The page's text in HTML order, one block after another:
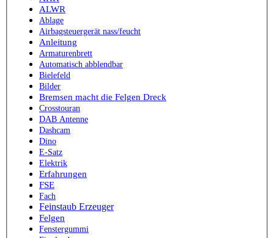
ALWR
Ablage
Airbagsteuergerät nass/feucht
Anleitung
Armaturenbrett
Automatisch abblendbar
Bielefeld
Bilder
Bremsen macht die Felgen Dreck
Crosstouran
DAB Antenne
Dashcam
Dino
E-Satz
Elektrik
Erfahrungen
FSE
Fach
Feinstaub Erzeuger
Felgen
Fenstergummi